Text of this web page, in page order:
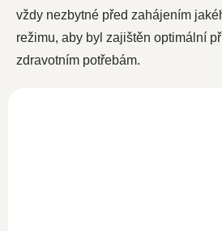
vždy nezbytné před zahájením
režimu, aby byl zajištěn optimální
zdravotním potřebám.